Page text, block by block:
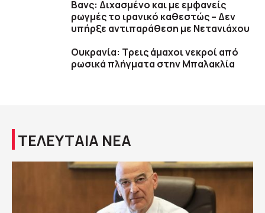
Βανς: Διχασμένο και με εμφανείς
ρωγμές το ιρανικό καθεστώς – Δεν
υπήρξε αντιπαράθεση με Νετανιάχου
Ουκρανία: Τρεις άμαχοι νεκροί από
ρωσικά πλήγματα στην Μπαλακλία
ΤΕΛΕΥΤΑΙΑ ΝΕΑ